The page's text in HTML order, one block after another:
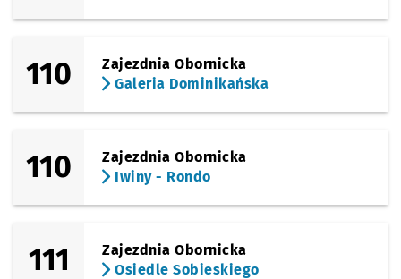
110
Zajezdnia Obornicka
Galeria Dominikańska
110
Zajezdnia Obornicka
Iwiny - Rondo
111
Zajezdnia Obornicka
Osiedle Sobieskiego